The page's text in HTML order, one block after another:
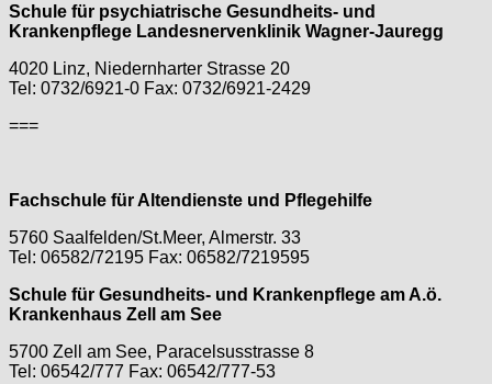
Schule für psychiatrische Gesundheits- und
Krankenpflege Landesnervenklinik Wagner-Jauregg
4020 Linz, Niedernharter Strasse 20
Tel: 0732/6921-0 Fax: 0732/6921-2429
===
Fachschule für Altendienste und Pflegehilfe
5760 Saalfelden/St.Meer, Almerstr. 33
Tel: 06582/72195 Fax: 06582/7219595
Schule für Gesundheits- und Krankenpflege am A.ö.
Krankenhaus Zell am See
5700 Zell am See, Paracelsusstrasse 8
Tel: 06542/777 Fax: 06542/777-53